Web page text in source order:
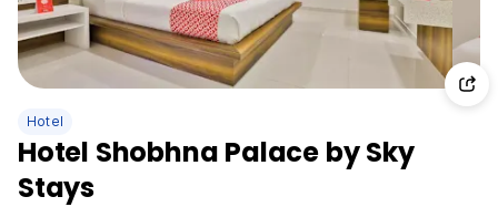
Hotel
Hotel Shobhna Palace by Sky
Stays